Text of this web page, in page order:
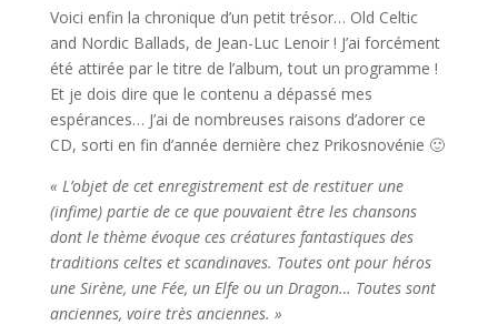
Voici enfin la chronique d’un petit trésor… Old Celtic
and Nordic Ballads, de Jean-Luc Lenoir ! J’ai forcément
été attirée par le titre de l’album, tout un programme !
Et je dois dire que le contenu a dépassé mes
espérances… J’ai de nombreuses raisons d’adorer ce
CD, sorti en fin d’année dernière chez Prikosnovénie 🙂
« L’objet de cet enregistrement est de restituer une
(infime) partie de ce que pouvaient être les chansons
dont le thème évoque ces créatures fantastiques des
traditions celtes et scandinaves. Toutes ont pour héros
une Sirène, une Fée, un Elfe ou un Dragon… Toutes sont
anciennes, voire très anciennes. »